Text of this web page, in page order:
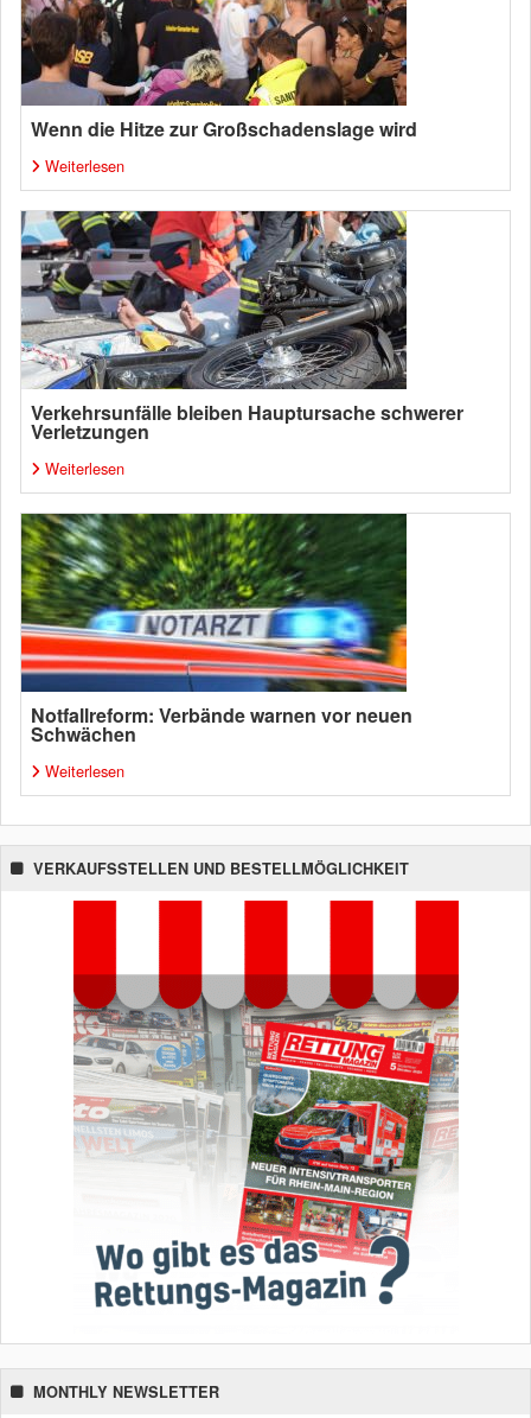
Wenn die Hitze zur Großschadenslage wird
Weiterlesen
Verkehrsunfälle bleiben Hauptursache schwerer
Verletzungen
Weiterlesen
Notfallreform: Verbände warnen vor neuen
Schwächen
Weiterlesen
VERKAUFSSTELLEN UND BESTELLMÖGLICHKEIT
MONTHLY NEWSLETTER